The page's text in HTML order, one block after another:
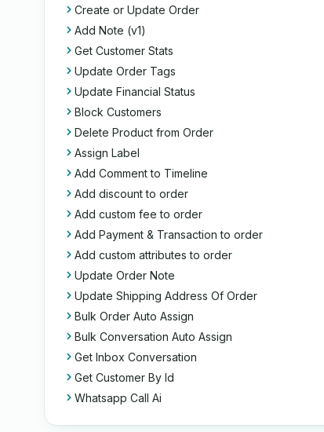
Create or Update Order
Add Note (v1)
Get Customer Stats
Update Order Tags
Update Financial Status
Block Customers
Delete Product from Order
Assign Label
Add Comment to Timeline
Add discount to order
Add custom fee to order
Add Payment & Transaction to order
Add custom attributes to order
Update Order Note
Update Shipping Address Of Order
Bulk Order Auto Assign
Bulk Conversation Auto Assign
Get Inbox Conversation
Get Customer By Id
Whatsapp Call Ai